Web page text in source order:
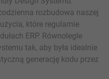
rozbudowa naszej
które regularnie
ERP. Równolegle
tak, aby była idealnie
generację kodu przez